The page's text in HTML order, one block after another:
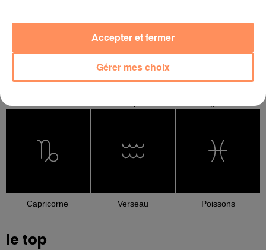
Capricorne Verseau Poissons
le top
Gérer mes choix
Accepter et fermer